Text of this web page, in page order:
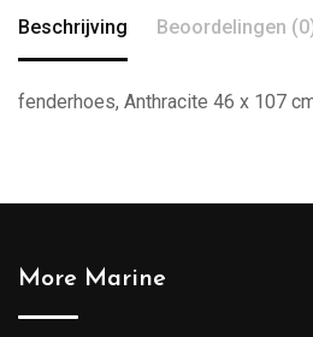
Beschrijving Beoordelingen
fenderhoes, Anthracite 46 x 107
More Marine